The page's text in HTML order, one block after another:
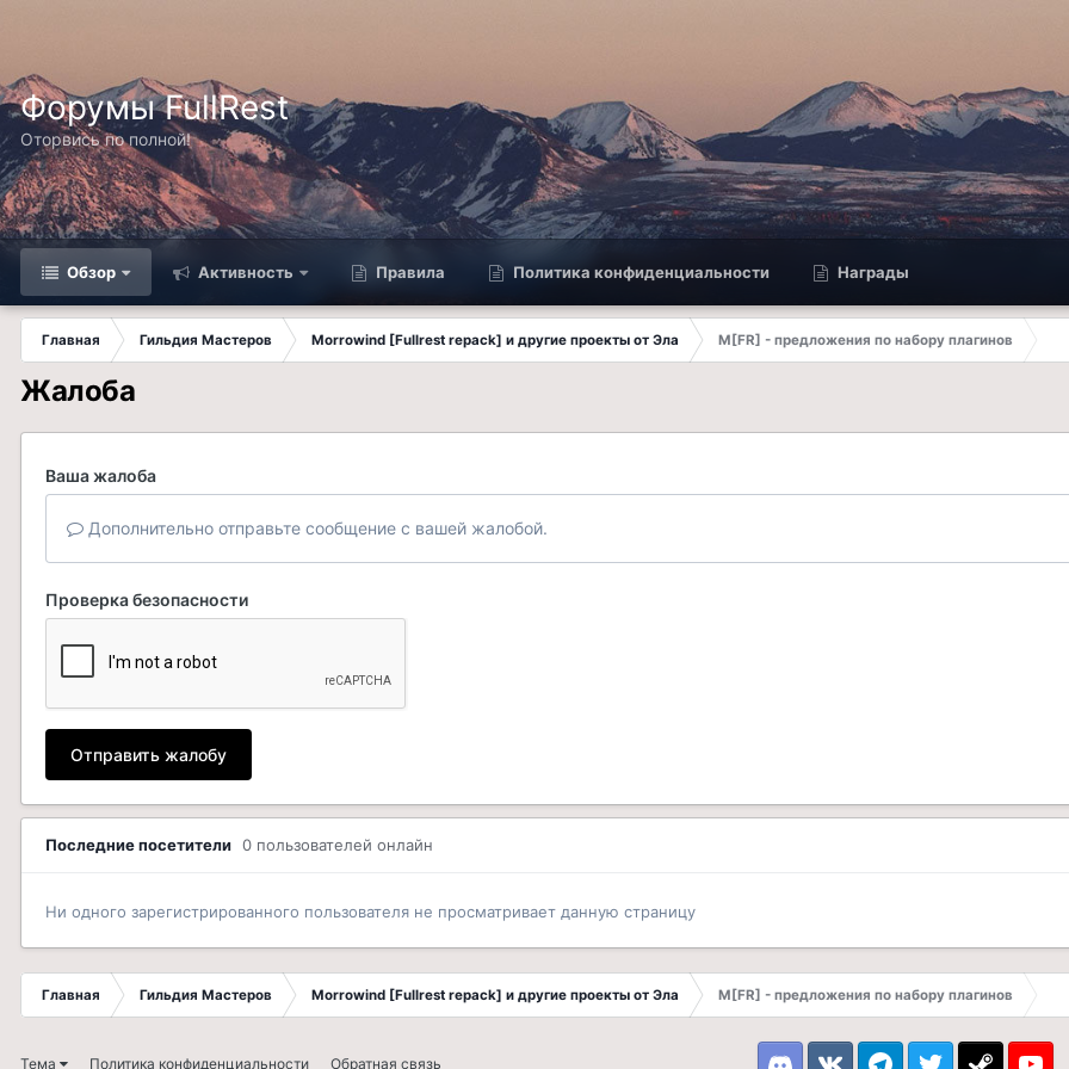
Форумы FullRest
Оторвись по полной!
Обзор Активность Правила Политика конфиденциальности Награды
Главная Гильдия Мастеров Morrowind [Fullrest repack] и другие проекты от Эла
M[FR] - предложения по набору плагинов
Жалоба
Ваша жалоба
Дополнительно отправьте сообщение с вашей жалобой.
Проверка безопасности
Отправить жалобу
Последние посетители 0 пользователей онлайн
Ни одного зарегистрированного пользователя не просматривает данную страницу
Главная Гильдия Мастеров Morrowind [Fullrest repack] и другие проекты от Эла M[FR] - предложения по набору плагинов
Тема Политика конфиденциальности Обратная связь